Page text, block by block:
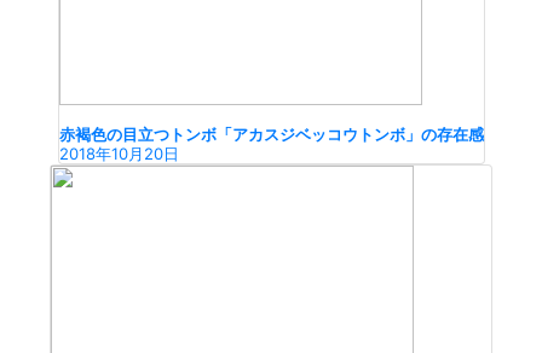
赤褐色の目立つトンボ「アカスジベッコウトンボ」の存在感
2018年10月20日